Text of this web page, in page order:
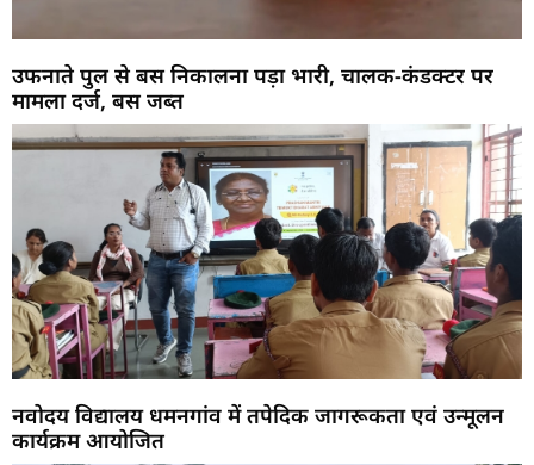
उफनाते पुल से बस निकालना पड़ा भारी, चालक-कंडक्टर पर
मामला दर्ज, बस जब्त
नवोदय विद्यालय धमनगांव में तपेदिक जागरूकता एवं उन्मूलन
कार्यक्रम आयोजित